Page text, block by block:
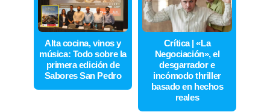
Alta cocina, vinos y
música: Todo sobre la
primera edición de
Sabores San Pedro
Crítica | «La
Negociación», el
desgarrador e
incómodo thriller
basado en hechos
reales